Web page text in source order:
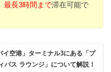
最長3時間まで滞在可能で
イ空港」ターミナル3にある「プ
パス ラウンジ」について解説！